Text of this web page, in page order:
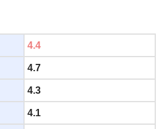
4.4
4.7
4.3
4.1